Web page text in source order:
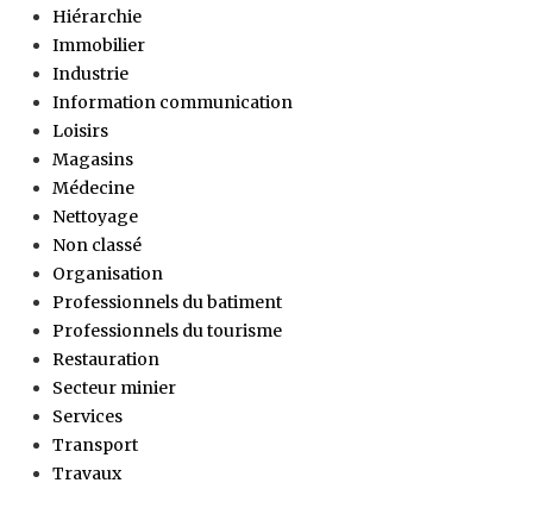
Hiérarchie
Immobilier
Industrie
Information communication
Loisirs
Magasins
Médecine
Nettoyage
Non classé
Organisation
Professionnels du batiment
Professionnels du tourisme
Restauration
Secteur minier
Services
Transport
Travaux